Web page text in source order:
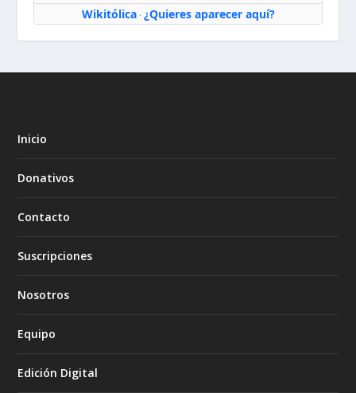
Wikitólica· ¿Quieres aparecer aquí?
Inicio
Donativos
Contacto
Suscripciones
Nosotros
Equipo
Edición Digital